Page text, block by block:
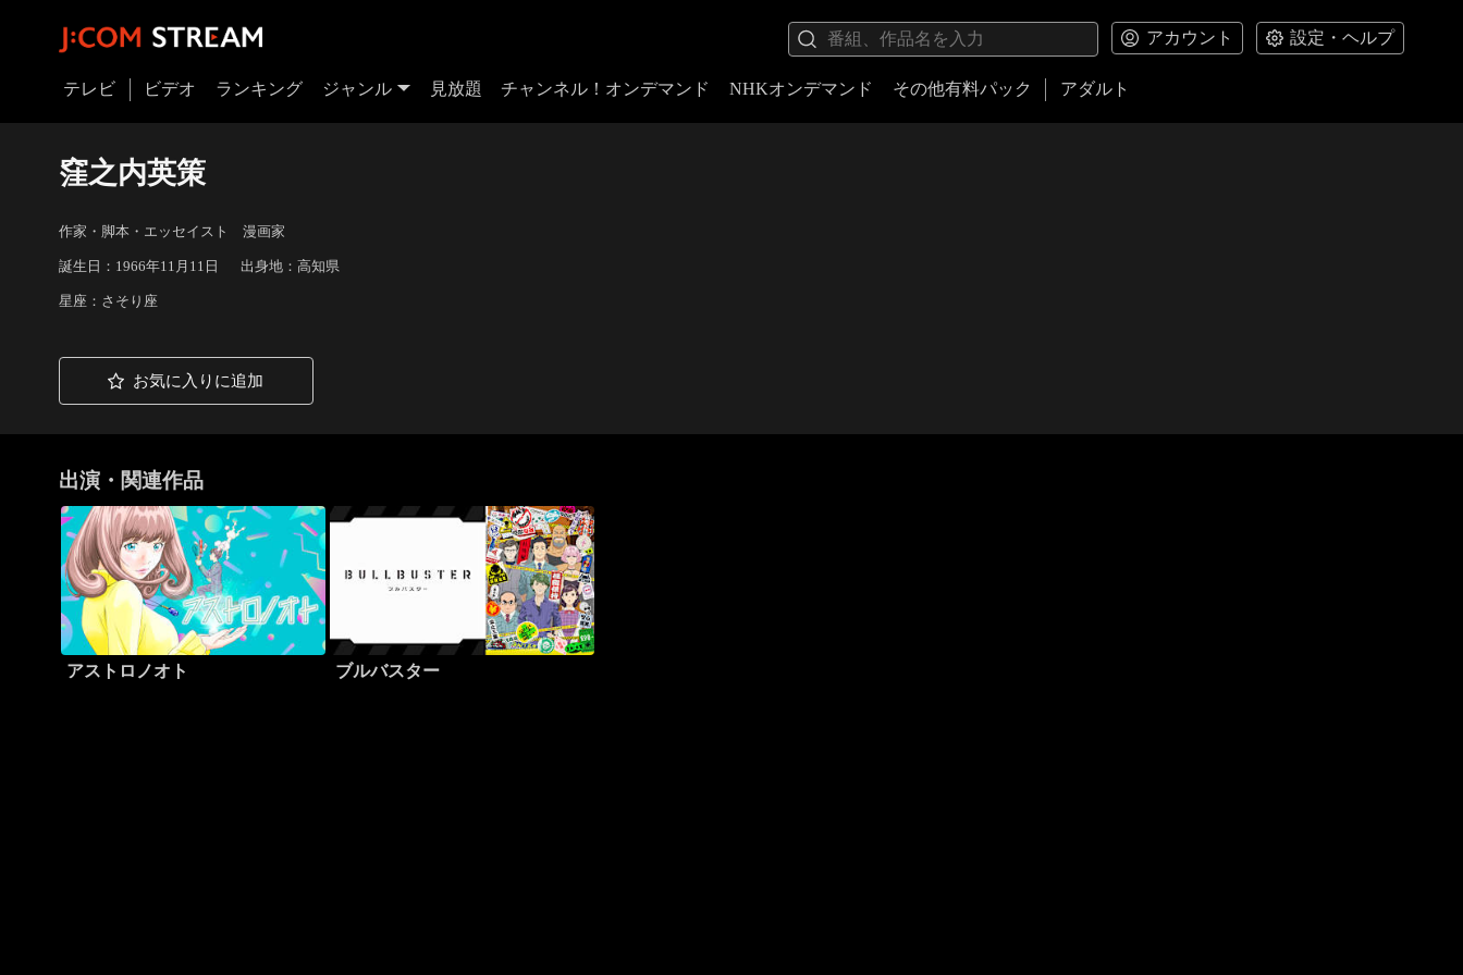
アカウント 設定・ヘルプ
テレビ ビデオ ランキング ジャンル 見放題 チャンネル！オンデマンド NHKオンデマンド その他有料パック アダルト
窪之内英策
作家・脚本・エッセイスト 漫画家
誕生日：1966年11月11日 出身地：高知県
星座：さそり座
お気に入りに追加
出演・関連作品
アストロノオト ブルバスター